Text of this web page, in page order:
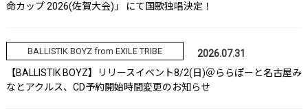
命カップ 2026(佐賀大会)」 にて国歌独唱決定！
BALLISTIK BOYZ from EXILE TRIBE
2026.07.31
【BALLISTIK BOYZ】リリースイベント8/2(日)＠ららぽーと名古屋み
なとアクルス、CD予約開始時間変更のお知らせ